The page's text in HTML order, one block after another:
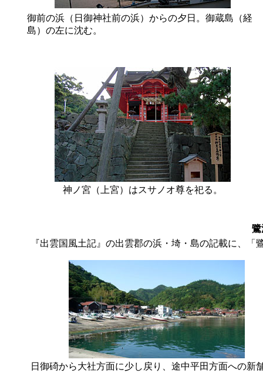
御前の浜（日御神社前の浜）からの夕日。御蔵島（経
島）の左に沈む。
神ノ宮（上宮）はスサノオ尊を祀る。
鷺
『出雲国風土記』の出雲郡の浜・埼・島の記載に、
日御碕から大社方面に少し戻り、途中平田方面への新